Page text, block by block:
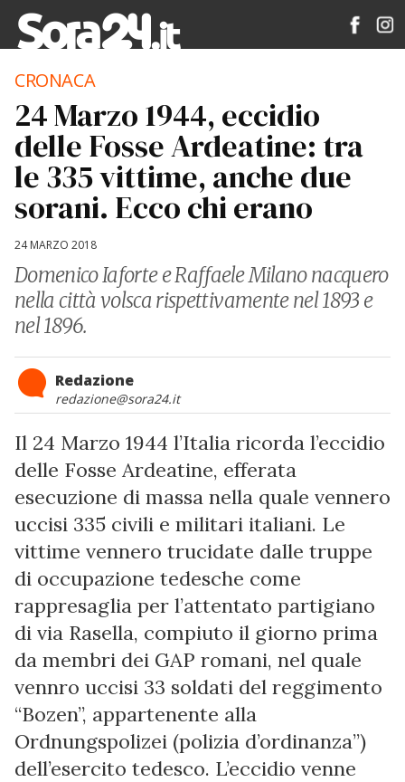
CRONACA
24 Marzo 1944, eccidio
delle Fosse Ardeatine: tra
le 335 vittime, anche due
sorani. Ecco chi erano
24 MARZO 2018
Domenico Iaforte e Raffaele Milano nacquero
nella città volsca rispettivamente nel 1893 e
nel 1896.
Redazione
redazione@sora24.it
Il 24 Marzo 1944 l’Italia ricorda l’eccidio
delle Fosse Ardeatine, efferata
esecuzione di massa nella quale vennero
uccisi 335 civili e militari italiani. Le
vittime vennero trucidate dalle truppe
di occupazione tedesche come
rappresaglia per l’attentato partigiano
di via Rasella, compiuto il giorno prima
da membri dei GAP romani, nel quale
vennro uccisi 33 soldati del reggimento
“Bozen”, appartenente alla
Ordnungspolizei (polizia d’ordinanza”)
dell’esercito tedesco. L’eccidio venne